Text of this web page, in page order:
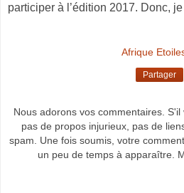
participer à l’édition 2017. Donc,
Afrique
Partager
Nous adorons vos commentaires. S'il
pas de propos injurieux, pas de
spam. Une fois soumis, votre
un peu de temps à apparaître.